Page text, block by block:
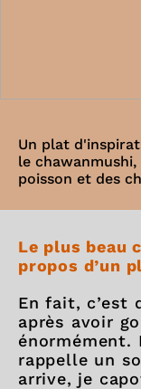
Un plat
le
poisson et des
Le plus beau
propos d’un
En fait, c’est
après avoir
énormément.
rappelle un
arrive, je